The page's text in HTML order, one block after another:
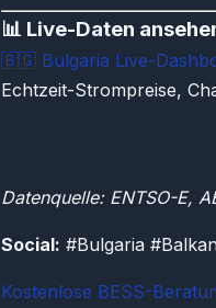
📊 Live-Daten
🇧🇬 Bulgaria Live-
Echtzeit-Strompreise,
Datenquelle: ENTSO-E,
Social: #Bulgaria
Kostenlose BESS-